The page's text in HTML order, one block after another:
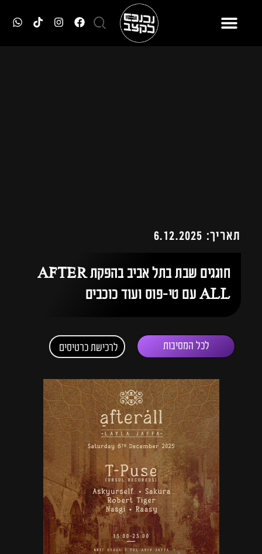
תאריך: 6.12.2025
חוגגים שבת בתל אביב בהפקת AFTER
ALL עם טי-פוס ועוד כוכבים
לכל המסיבות לרכישת כרטיסים